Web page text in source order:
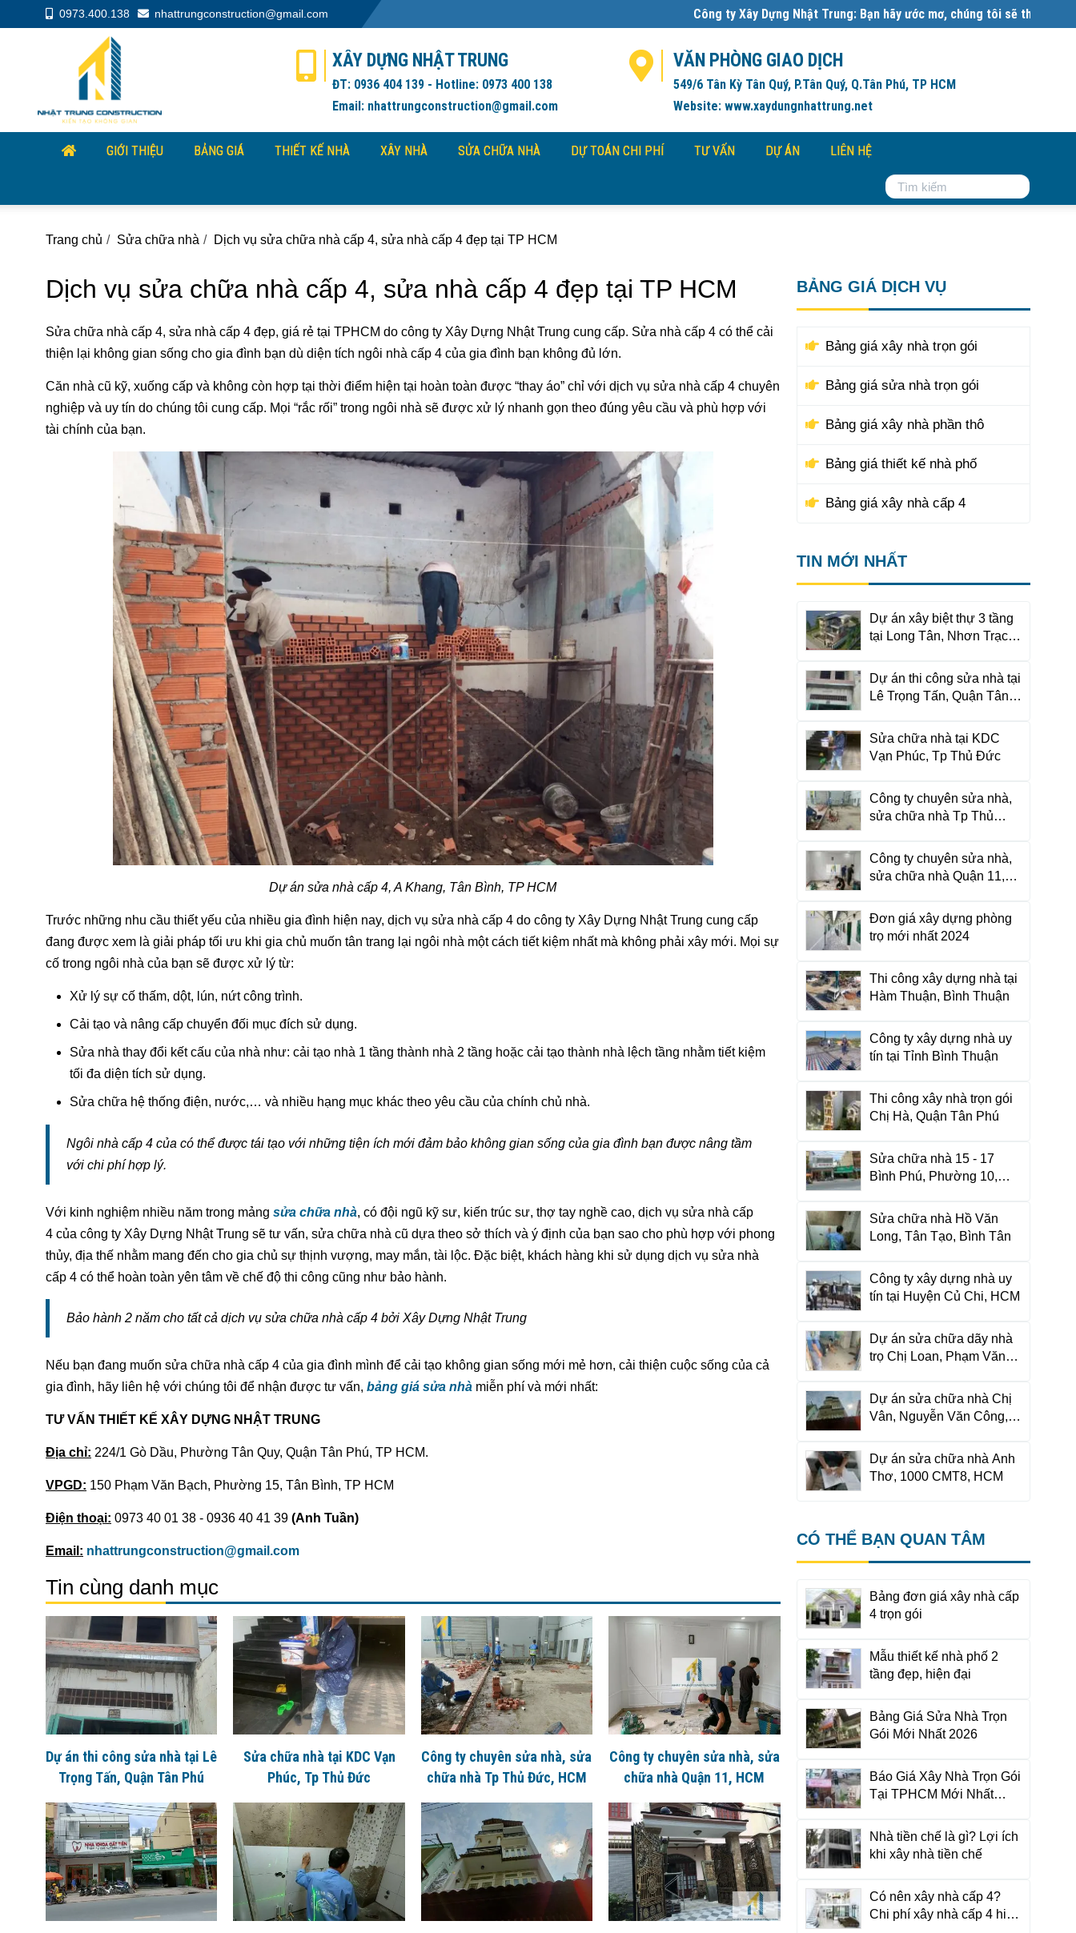
0973.400.138 nhattrungconstruction@gmail.com Công ty Xây Dựng Nhật Trung: Bạn hãy ước mơ, chúng tôi sẽ thực hiện:Đơn giá xây
XÂY DỰNG NHẬT TRUNG
ĐT: 0936 404 139 - Hotline: 0973 400 138
Email: nhattrungconstruction@gmail.com
VĂN PHÒNG GIAO DỊCH
549/6 Tân Kỳ Tân Quý, P.Tân Quý, Q.Tân Phú, TP HCM
Website: www.xaydungnhattrung.net
GIỚI THIỆU BẢNG GIÁ THIẾT KẾ NHÀ XÂY NHÀ SỬA CHỮA NHÀ DỰ TOÁN CHI PHÍ TƯ VẤN DỰ ÁN LIÊN HỆ
Trang chủ Sửa chữa nhà Dịch vụ sửa chữa nhà cấp 4, sửa nhà cấp 4 đẹp tại TP HCM
Dịch vụ sửa chữa nhà cấp 4, sửa nhà cấp 4 đẹp tại TP HCM
Sửa chữa nhà cấp 4, sửa nhà cấp 4 đẹp, giá rẻ tại TPHCM do công ty Xây Dựng Nhật Trung cung cấp. Sửa nhà cấp 4 có thể cải
thiện lại không gian sống cho gia đình bạn dù diện tích ngôi nhà cấp 4 của gia đình bạn không đủ lớn.
Căn nhà cũ kỹ, xuống cấp và không còn hợp tại thời điểm hiện tại hoàn toàn được “thay áo” chỉ với dịch vụ sửa nhà cấp 4 chuyên
nghiệp và uy tín do chúng tôi cung cấp. Mọi “rắc rối” trong ngôi nhà sẽ được xử lý nhanh gọn theo đúng yêu cầu và phù hợp với
tài chính của bạn.
Dự án sửa nhà cấp 4, A Khang, Tân Bình, TP HCM
Trước những nhu cầu thiết yếu của nhiều gia đình hiện nay, dịch vụ sửa nhà cấp 4 do công ty Xây Dựng Nhật Trung cung cấp
đang được xem là giải pháp tối ưu khi gia chủ muốn tân trang lại ngôi nhà một cách tiết kiệm nhất mà không phải xây mới. Mọi sự
cố trong ngôi nhà của bạn sẽ được xử lý từ:
Xử lý sự cố thấm, dột, lún, nứt công trình.
Cải tạo và nâng cấp chuyển đối mục đích sử dụng.
Sửa nhà thay đổi kết cấu của nhà như: cải tạo nhà 1 tầng thành nhà 2 tầng hoặc cải tạo thành nhà lệch tầng nhằm tiết kiệm
tối đa diện tích sử dụng.
Sửa chữa hệ thống điện, nước,… và nhiều hạng mục khác theo yêu cầu của chính chủ nhà.
Ngôi nhà cấp 4 của có thể được tái tạo với những tiện ích mới đảm bảo không gian sống của gia đình bạn được nâng tầm
với chi phí hợp lý.
Với kinh nghiệm nhiều năm trong mảng sửa chữa nhà, có đội ngũ kỹ sư, kiến trúc sư, thợ tay nghề cao, dịch vụ sửa nhà cấp
4 của công ty Xây Dựng Nhật Trung sẽ tư vấn, sửa chữa nhà cũ dựa theo sở thích và ý định của bạn sao cho phù hợp với phong
thủy, địa thế nhằm mang đến cho gia chủ sự thịnh vượng, may mắn, tài lộc. Đặc biệt, khách hàng khi sử dụng dịch vụ sửa nhà
cấp 4 có thể hoàn toàn yên tâm về chế độ thi công cũng như bảo hành.
Bảo hành 2 năm cho tất cả dịch vụ sửa chữa nhà cấp 4 bởi Xây Dựng Nhật Trung
Nếu bạn đang muốn sửa chữa nhà cấp 4 của gia đình mình để cải tạo không gian sống mới mẻ hơn, cải thiện cuộc sống của cả
gia đình, hãy liên hệ với chúng tôi để nhận được tư vấn, bảng giá sửa nhà miễn phí và mới nhất:
TƯ VẤN THIẾT KẾ XÂY DỰNG NHẬT TRUNG
Địa chỉ: 224/1 Gò Dầu, Phường Tân Quy, Quận Tân Phú, TP HCM.
VPGD: 150 Phạm Văn Bạch, Phường 15, Tân Bình, TP HCM
Điện thoại: 0973 40 01 38 - 0936 40 41 39 (Anh Tuần)
Email: nhattrungconstruction@gmail.com
Tin cùng danh mục
Dự án thi công sửa nhà tại Lê
Trọng Tấn, Quận Tân Phú
Sửa chữa nhà tại KDC Vạn
Phúc, Tp Thủ Đức
Công ty chuyên sửa nhà, sửa
chữa nhà Tp Thủ Đức, HCM
Công ty chuyên sửa nhà, sửa
chữa nhà Quận 11, HCM
BẢNG GIÁ DỊCH VỤ
Bảng giá xây nhà trọn gói
Bảng giá sửa nhà trọn gói
Bảng giá xây nhà phần thô
Bảng giá thiết kế nhà phố
Bảng giá xây nhà cấp 4
TIN MỚI NHẤT
Dự án xây biệt thự 3 tầng
tại Long Tân, Nhơn Trạch,
Dự án thi công sửa nhà tại
Lê Trọng Tấn, Quận Tân
Sửa chữa nhà tại KDC
Vạn Phúc, Tp Thủ Đức
Công ty chuyên sửa nhà,
sửa chữa nhà Tp Thủ
Công ty chuyên sửa nhà,
sửa chữa nhà Quận 11,
Đơn giá xây dựng phòng
trọ mới nhất 2024
Thi công xây dựng nhà tại
Hàm Thuận, Bình Thuận
Công ty xây dựng nhà uy
tín tại Tỉnh Bình Thuận
Thi công xây nhà trọn gói
Chị Hà, Quận Tân Phú
Sửa chữa nhà 15 - 17
Bình Phú, Phường 10,
Sửa chữa nhà Hồ Văn
Long, Tân Tạo, Bình Tân
Công ty xây dựng nhà uy
tín tại Huyện Củ Chi, HCM
Dự án sửa chữa dãy nhà
trọ Chị Loan, Phạm Văn
Dự án sửa chữa nhà Chị
Vân, Nguyễn Văn Công,
Dự án sửa chữa nhà Anh
Thơ, 1000 CMT8, HCM
CÓ THỂ BẠN QUAN TÂM
Bảng đơn giá xây nhà cấp
4 trọn gói
Mẫu thiết kế nhà phố 2
tầng đẹp, hiện đại
Bảng Giá Sửa Nhà Trọn
Gói Mới Nhất 2026
Báo Giá Xây Nhà Trọn Gói
Tại TPHCM Mới Nhất
Nhà tiền chế là gì? Lợi ích
khi xây nhà tiền chế
Có nên xây nhà cấp 4?
Chi phí xây nhà cấp 4 hiện